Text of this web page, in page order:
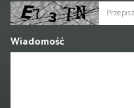
Wiadomość